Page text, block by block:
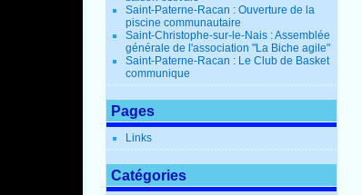
Saint-Paterne-Racan : Ouverture de la
piscine communautaire
Saint-Christophe-sur-le-Nais : Assemblée
générale de l'association "La Biche agile"
Saint-Paterne-Racan : Le Club de Basket
communique
Pages
Links
Catégories